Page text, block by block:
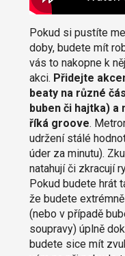
Pokud si pustíte
doby, budete mít
vás to nakopne k
akci. Přidejte
beaty na různé
buben či hajtka) a
říká groove.
udržení stálé
úder za minutu).
natahují či zkracují
Pokud budete hrát
že budete
(nebo v případě
soupravy) úplně
budete sice mít